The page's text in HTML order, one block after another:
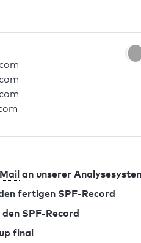
an unserer
fertigen SPF-Record
SPF-Record
final